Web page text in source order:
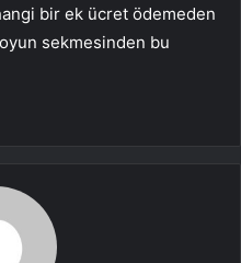
bir ek ücret ödemeden
sekmesinden bu